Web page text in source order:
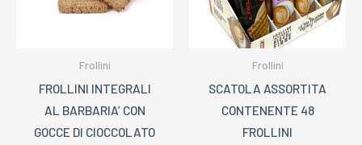
Frollini
FROLLINI INTEGRALI
AL BARBARIA’ CON
GOCCE DI CIOCCOLATO
Frollini
SCATOLA ASSORTITA
CONTENENTE 48
FROLLINI